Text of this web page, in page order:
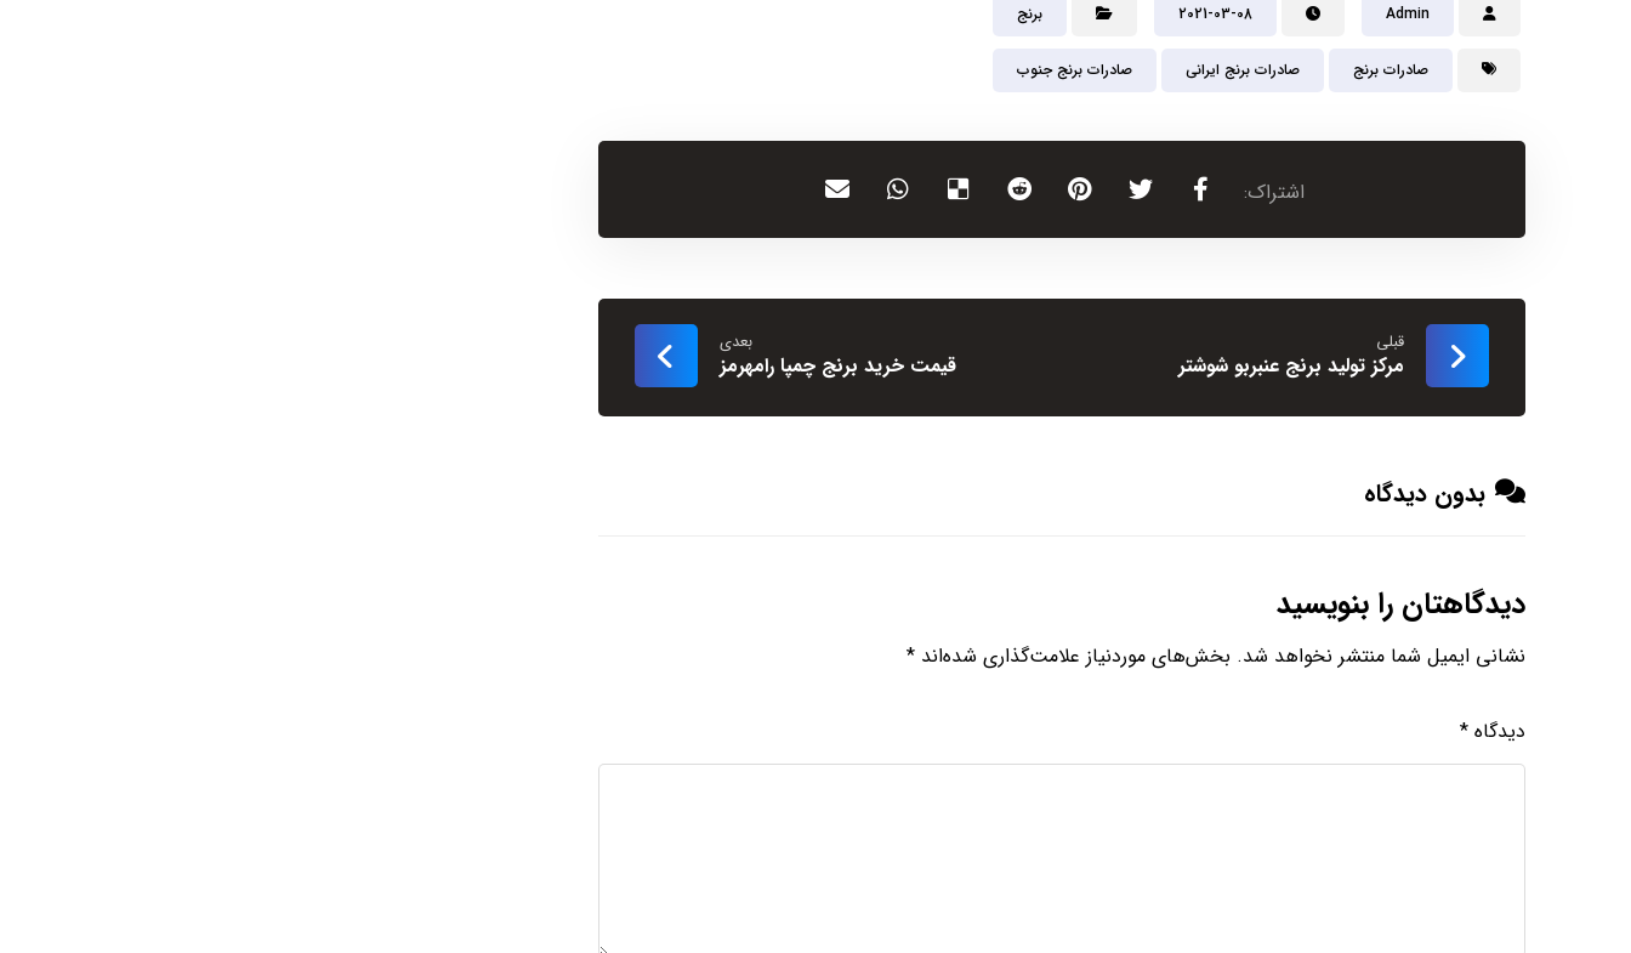
Admin
2021-03-08 برنج
صادرات برنج صادرات برنج ایرانی صادرات برنج جنوب
قبلی
مرکز تولید برنج عنبربو شوشتر
بعدی
قیمت خرید برنج چمپا رامهرمز
بدون دیدگاه
دیدگاهتان را بنویسید
نشانی ایمیل شما منتشر نخواهد شد. بخش‌های موردنیاز علامت‌گذاری شده‌اند *
دیدگاه *